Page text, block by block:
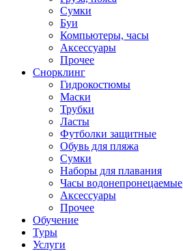
Сумки
Буи
Компьютеры, часы
Аксессуары
Прочее
Снорклинг
Гидрокостюмы
Маски
Трубки
Ласты
Футболки защитные
Обувь для пляжа
Сумки
Наборы для плавания
Часы водонепронецаемые
Аксессуары
Прочее
Обучение
Туры
Услуги